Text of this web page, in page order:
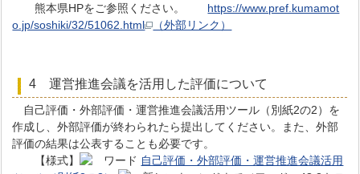
熊本県HPをご参照ください。 https://www.pref.kumamot
o.jp/soshiki/32/51062.html
（外部リンク）
4 運営推進会議を活用した評価について
自己評価・外部評価・運営推進会議活用ツール（別紙2の2）を
作成し、外部評価が終わられたら提出してください。また、外部
評価の結果は公表することも必要です。
【様式】
自己評価・外部評価・運営推進会議活用